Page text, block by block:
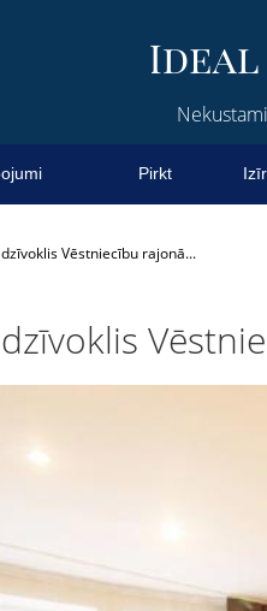
Pirkt
Vēstniecību rajonā...